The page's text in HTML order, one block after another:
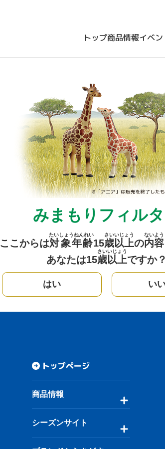
トップ商品情報イベン
みまもりフィル
ここからは対象年齢
たいしょうねんれい
15歳
さい
以上
いじょう
の内容
ないよう
あなたは15歳
さい
以上
いじょう
ですか？
はい い
トップページ
商品情報
シーズンサイト